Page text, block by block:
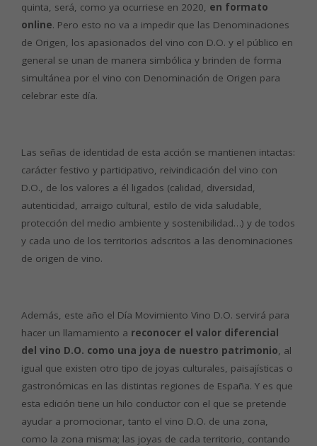
quinta, será, como ya ocurriese en 2020, en formato
online. Pero esto no va a impedir que las Denominaciones
de Origen, los apasionados del vino con D.O. y el público en
general se unan de manera simbólica y brinden de forma
simultánea por el vino con Denominación de Origen para
celebrar este día.
Las señas de identidad de esta acción se mantienen intactas:
carácter festivo y participativo, reivindicación del vino con
D.O., de los valores a él ligados (calidad, diversidad,
autenticidad, arraigo cultural, estilo de vida saludable,
protección del medio ambiente y sostenibilidad…) y de todos
y cada uno de los territorios adscritos a las denominaciones
de origen de vino.
Además, este año el Día Movimiento Vino D.O. servirá para
hacer un llamamiento a reconocer el valor diferencial
del vino D.O. como una joya de nuestro patrimonio, al
igual que existen otro tipo de joyas culturales, paisajísticas o
gastronómicas en las distintas regiones de España. Y es que
esta edición tiene un hilo conductor con el que se pretende
ayudar a promocionar, tanto el vino D.O. de una zona,
como la zona misma; las joyas de cada territorio, contando